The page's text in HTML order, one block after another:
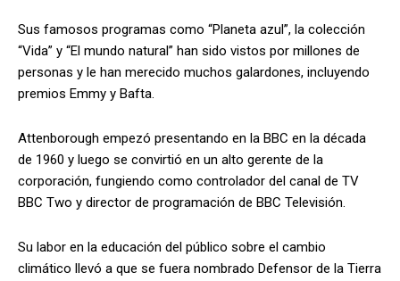
Sus famosos programas como “Planeta azul”, la colección
“Vida” y “El mundo natural” han sido vistos por millones de
personas y le han merecido muchos galardones, incluyendo
premios Emmy y Bafta.
Attenborough empezó presentando en la BBC en la década
de 1960 y luego se convirtió en un alto gerente de la
corporación, fungiendo como controlador del canal de TV
BBC Two y director de programación de BBC Televisión.
Su labor en la educación del público sobre el cambio
climático llevó a que se fuera nombrado Defensor de la Tierra